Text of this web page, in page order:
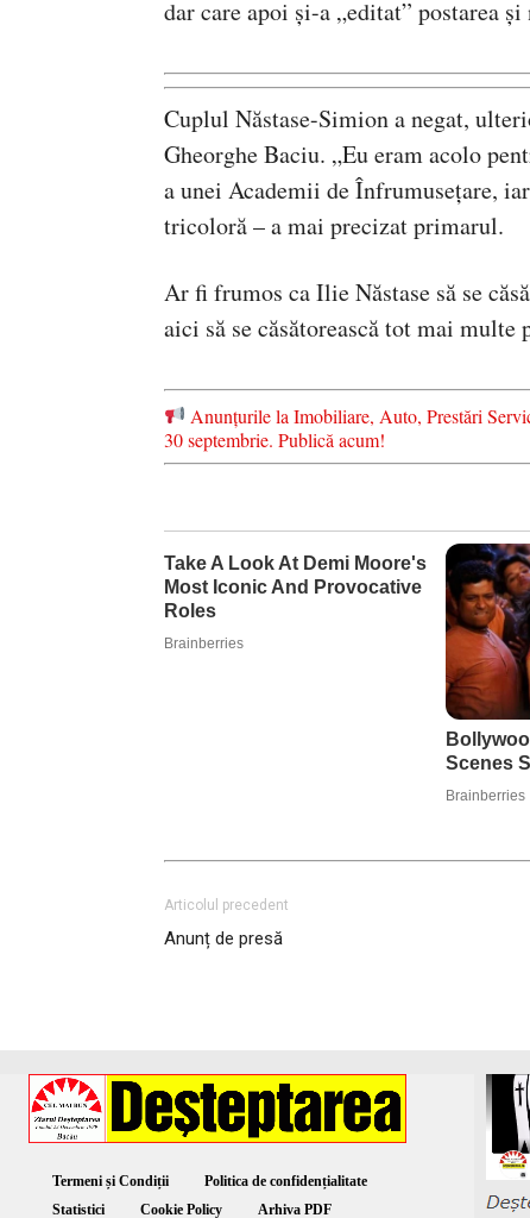
dar care apoi și-a „editat” postarea
Cuplul Năstase-Simion a negat,
Gheorghe Baciu. „Eu eram acolo
a unei Academii de Înfrumusețare,
tricoloră – a mai precizat primarul.
Ar fi frumos ca Ilie Năstase să se
aici să se căsătorească tot mai multe
Anunțurile la Imobiliare, Auto, Prestări
30 septembrie. Publică acum!
Articolul precedent
Anunț de presă
Termeni și Condiții
Politica de confidențialitate
Statistici
Cookie Policy Arhiva PDF